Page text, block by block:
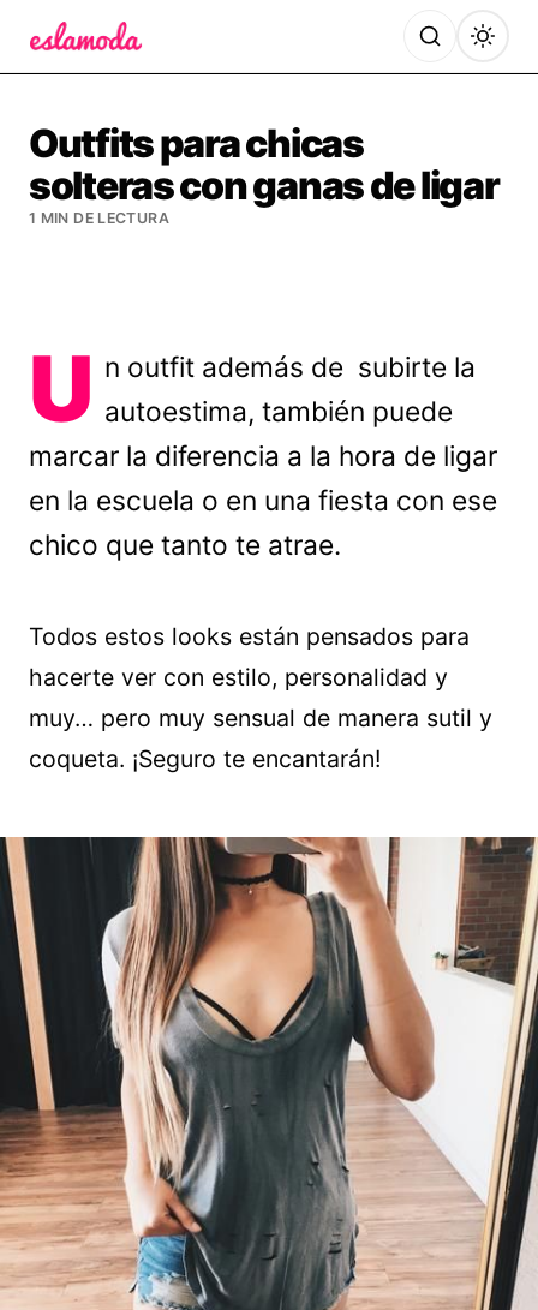
Outfits para chicas
solteras con ganas de ligar
1 MIN DE LECTURA
U n outfit además de subirte la
autoestima, también puede
marcar la diferencia a la hora de ligar
en la escuela o en una fiesta con ese
chico que tanto te atrae.
Todos estos looks están pensados para
hacerte ver con estilo, personalidad y
muy… pero muy sensual de manera sutil y
coqueta. ¡Seguro te encantarán!